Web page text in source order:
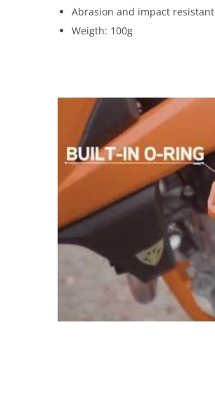
Abrasion and impact resistant
Weigth: 100g